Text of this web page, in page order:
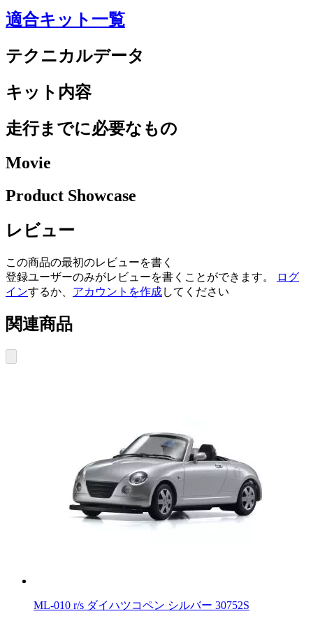
適合キット一覧
テクニカルデータ
キット内容
走行までに必要なもの
Movie
Product Showcase
レビュー
この商品の最初のレビューを書く
登録ユーザーのみがレビューを書くことができます。
ログ
インするか、 アカウントを作成してください
関連商品
ML-010 r/s ダイハツコペン シルバー 30752S